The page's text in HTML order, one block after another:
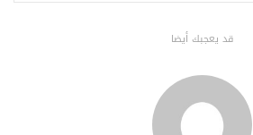
قد يعجبك أيضا